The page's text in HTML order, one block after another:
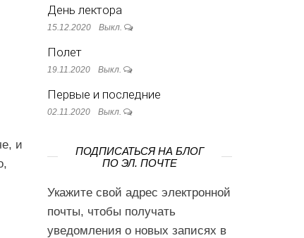
и
День лектора
15.12.2020 Выкл.
Полет
19.11.2020 Выкл.
Первые и последние
02.11.2020 Выкл.
ПОДПИСАТЬСЯ НА БЛОГ
ПО ЭЛ. ПОЧТЕ
Укажите свой адрес электронной
почты, чтобы получать
уведомления о новых записях в